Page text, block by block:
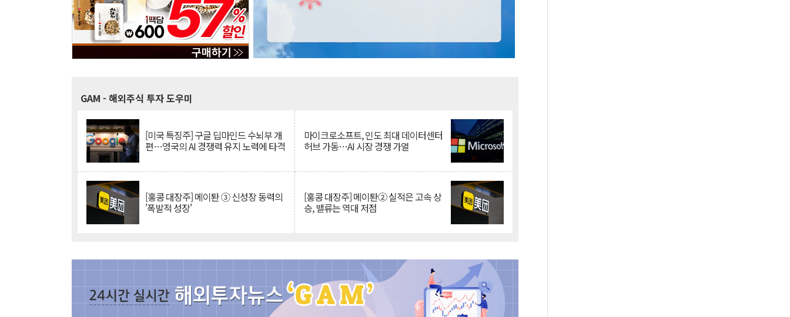
GAM - 해외주식 투자 도우미
[미국 특징주] 구글 딥마인드 수뇌부 개
편…영국의 AI 경쟁력 유지 노력에 타격
마이크로소프트, 인도 최대 데이터센터
허브 가동…AI 시장 경쟁 가열
[홍콩 대장주] 메이퇀 ③ 신성장 동력의
'폭발적 성장'
[홍콩 대장주] 메이퇀② 실적은 고속 상
승, 밸류는 역대 저점